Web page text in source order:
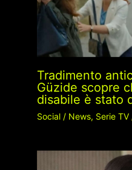
Tradimento
Güzide scopre
disabile è stato
Social/ News, Serie TV